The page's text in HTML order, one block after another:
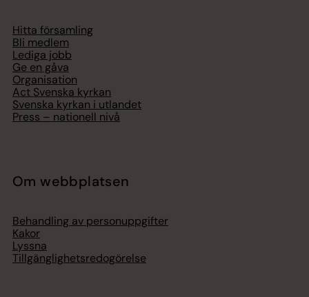
Hitta församling
Bli medlem
Lediga jobb
Ge en gåva
Organisation
Act Svenska kyrkan
Svenska kyrkan i utlandet
Press – nationell nivå
Om webbplatsen
Behandling av personuppgifter
Kakor
Lyssna
Tillgänglighetsredogörelse